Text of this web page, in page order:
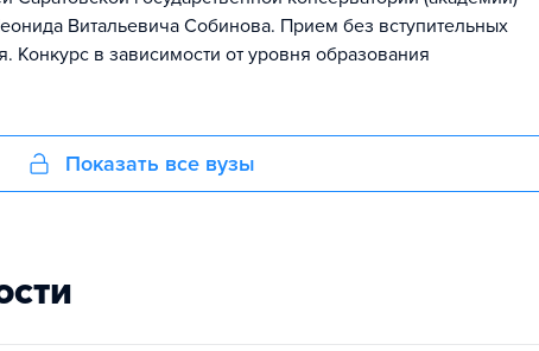
Витальевича Собинова. Прием без вступительных
Конкурс в зависимости от уровня образования
Показать все вузы